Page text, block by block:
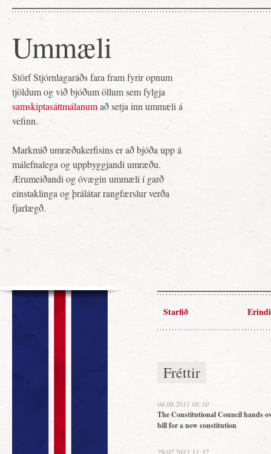
Ummæli
Störf Stjórnlagaráðs fara fram fyrir opnum
tjöldum og við bjóðum öllum sem fylgja
samskiptasáttmálanumað setja inn ummæli á
vefinn.
Markmið umræðukerfisins er að bjóða upp á
málefnalega og uppbyggjandi umræðu.
Ærumeiðandi og óvægin ummæli í garð
einstaklinga og þrálátar rangfærslur verða
fjarlægð.
Starfið Erindi
Fréttir
04.08.2011 08:10
The Constitutional Council hands
bill for a new constitution
29.07.2011 11:37